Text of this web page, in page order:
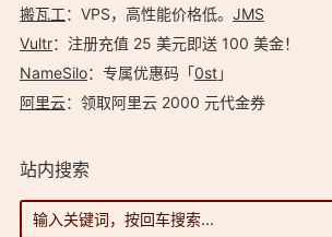
搬瓦工：VPS，高性能价格低。️ JMS
Vultr：注册充值 25 美元即送 100 美金！
NameSilo：专属优惠码「0st」
阿里云：领取阿里云 2000 元代金券
站内搜索